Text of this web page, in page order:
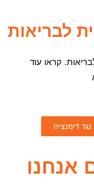
לבריאות
קראו עוד
דימנציה
אנחנו